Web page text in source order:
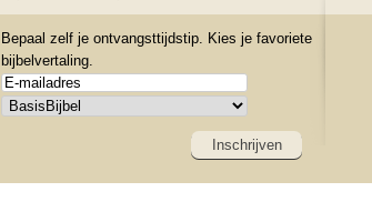
Bepaal zelf je ontvangsttijdstip. Kies je favoriete
bijbelvertaling.
Inschrijven